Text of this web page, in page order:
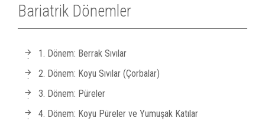
Bariatrik Dönemler
1. Dönem: Berrak Sıvılar
2. Dönem: Koyu Sıvılar (Çorbalar)
3. Dönem: Püreler
4. Dönem: Koyu Püreler ve Yumuşak Katılar